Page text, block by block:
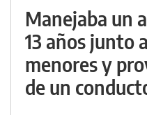
Manejaba un
13 años junto
menores y
de un